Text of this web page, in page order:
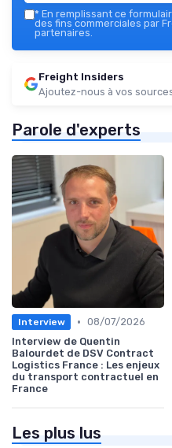
* En remplissant ce
des fins commerciales par
partenaires.
Freight Insiders
Ajoutez-nous à vos
Parole d'experts
Interview • 08/07/2026
Interview de Quentin
Balourdet de DSV Contract
Logistics France : Les enjeux
du transport contractuel en
France
Les plus lus